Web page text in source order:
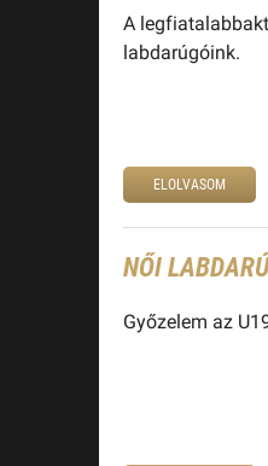
A
labdarúgóink.
ELOLVASOM
NŐI
Győzelem az